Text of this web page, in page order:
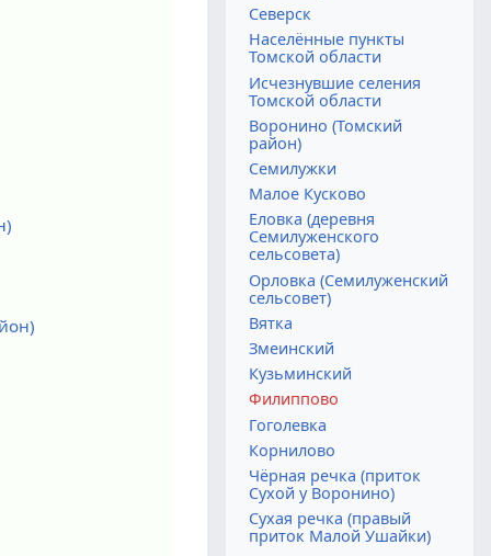
Северск
Населённые пункты
Томской области
Исчезнувшие селения
Томской области
Воронино (Томский
район)
Семилужки
Малое Кусково
Еловка (деревня
Семилуженского
сельсовета)
Орловка (Семилуженский
сельсовет)
Вятка
Змеинский
Кузьминский
Филиппово
Гоголевка
Корнилово
Чёрная речка (приток
Сухой у Воронино)
Сухая речка (правый
приток Малой Ушайки)